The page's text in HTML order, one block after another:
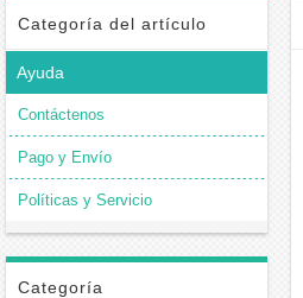
Categoría del artículo
Ayuda
Contáctenos
Pago y Envío
Políticas y Servicio
Categoría